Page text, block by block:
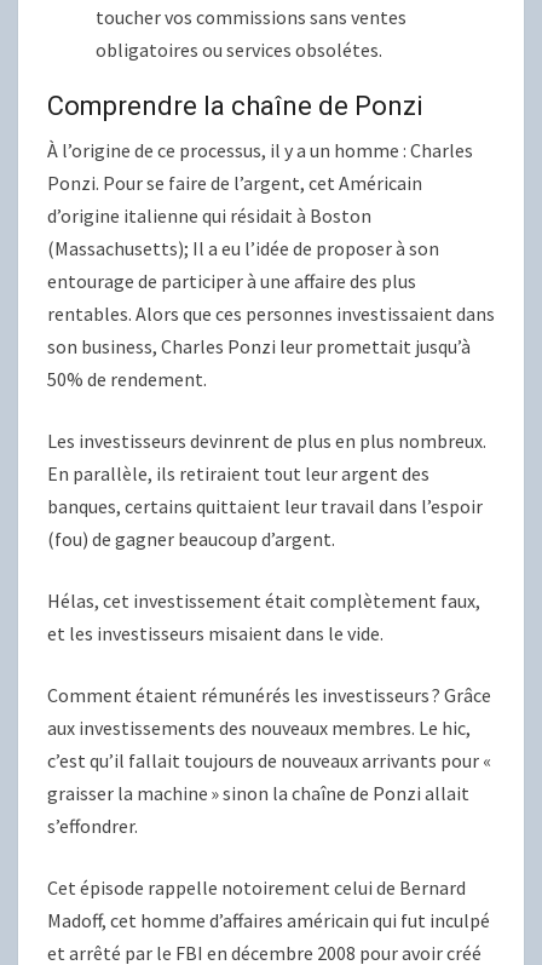
toucher vos commissions sans ventes
obligatoires ou services obsolétes.
Comprendre la chaîne de Ponzi
À l’origine de ce processus, il y a un homme : Charles
Ponzi. Pour se faire de l’argent, cet Américain
d’origine italienne qui résidait à Boston
(Massachusetts); Il a eu l’idée de proposer à son
entourage de participer à une affaire des plus
rentables. Alors que ces personnes investissaient dans
son business, Charles Ponzi leur promettait jusqu’à
50% de rendement.
Les investisseurs devinrent de plus en plus nombreux.
En parallèle, ils retiraient tout leur argent des
banques, certains quittaient leur travail dans l’espoir
(fou) de gagner beaucoup d’argent.
Hélas, cet investissement était complètement faux,
et les investisseurs misaient dans le vide.
Comment étaient rémunérés les investisseurs ? Grâce
aux investissements des nouveaux membres. Le hic,
c’est qu’il fallait toujours de nouveaux arrivants pour «
graisser la machine » sinon la chaîne de Ponzi allait
s’effondrer.
Cet épisode rappelle notoirement celui de Bernard
Madoff, cet homme d’affaires américain qui fut inculpé
et arrêté par le FBI en décembre 2008 pour avoir créé